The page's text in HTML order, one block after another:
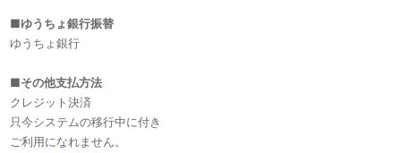
■ゆうちょ銀行振替
ゆうちょ銀行
■その他支払方法
クレジット決済
只今システムの移行中に付き
ご利用になれません。